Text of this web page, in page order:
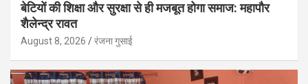
बेटियों की शिक्षा और सुरक्षा से ही मजबूत होगा समाज: महापौर
शैलेन्द्र रावत
August 8, 2026 रंजना गुसाई